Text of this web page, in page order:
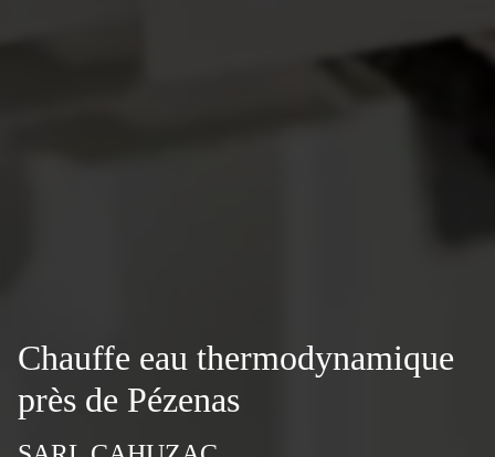
Chauffe eau thermodynamique
près de Pézenas